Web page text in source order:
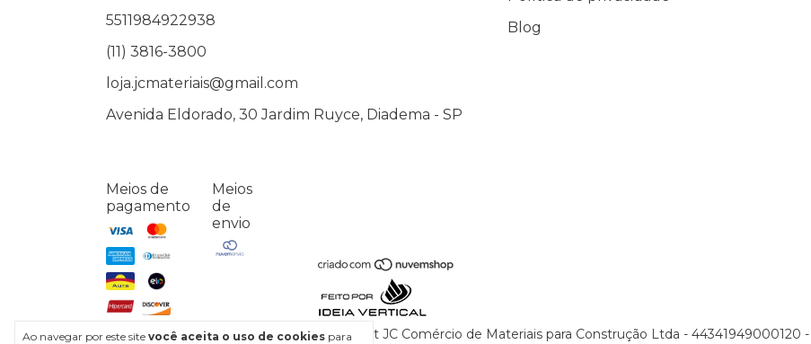
Ao navegar por este site você aceita o uso de cookies para
5511984922938
(11) 3816-3800
loja.jcmateriais@gmail.com
Avenida Eldorado, 30 Jardim Ruyce, Diadema - SP
Blog
Meios de
pagamento
Meios
de
envio
Copyright JC Comércio de Materiais para Construção Ltda - 44341949000120